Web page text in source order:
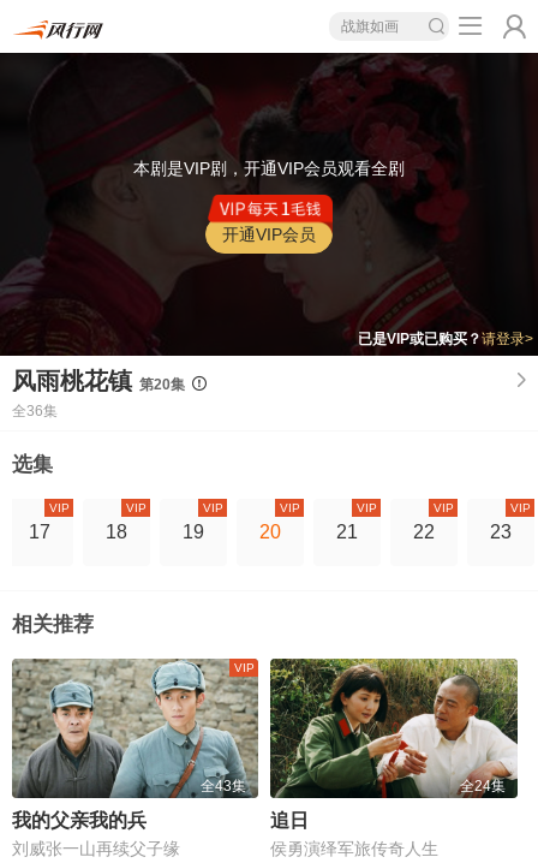
战旗如画
本剧是VIP剧，开通VIP会员观看全剧
开通VIP会员
已是VIP或已购买？请登录>
风雨桃花镇 第20集
全36集
选集
17
VIP
18
VIP
19
VIP
20
VIP
21
VIP
22
VIP
23
VIP
相关推荐
全43集
我的父亲我的兵
刘威张一山再续父子缘
全24集
追日
侯勇演绎军旅传奇人生